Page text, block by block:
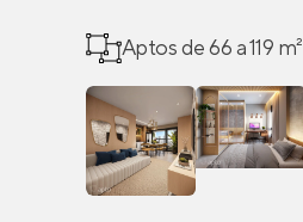
Aptos de 66 a 119 m²